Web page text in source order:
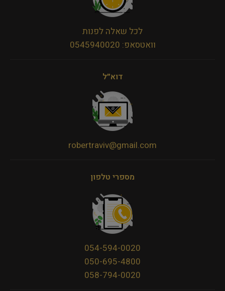
לכל שאלה לפנות
וואטסאפ: 0545940020
דוא״ל
robertraviv@gmail.com
מספרי טלפון
054-594-0020
050-695-4800
058-794-0020